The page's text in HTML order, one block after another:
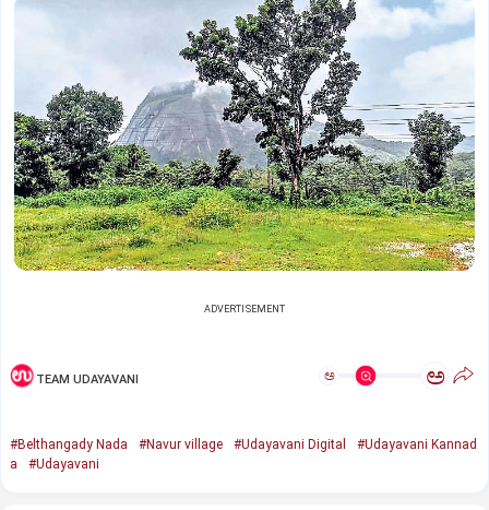
ADVERTISEMENT
TEAM UDAYAVANI ಅ ಅ
#Belthangady Nada #Navur village #Udayavani Digital
#Udayavani Kannad
a
#Udayavani